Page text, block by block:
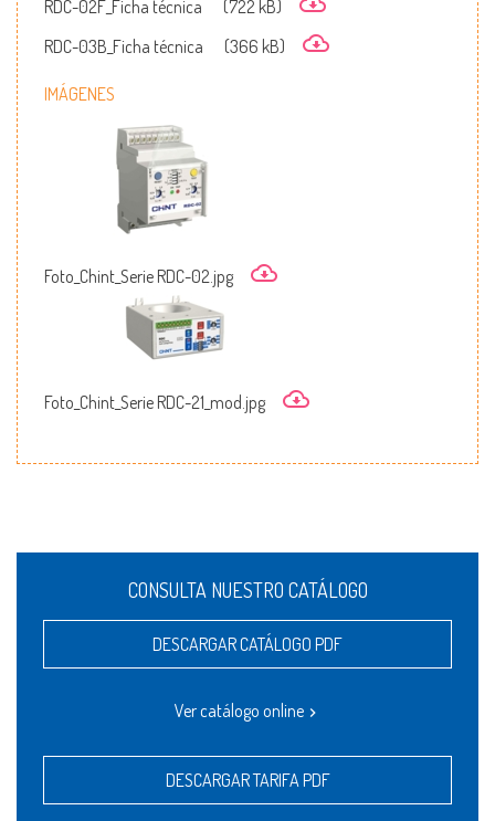
RDC-02F_Ficha técnica
(722 kB)
RDC-03B_Ficha técnica
(366 kB)
IMÁGENES
Foto_Chint_Serie RDC-02.jpg
Foto_Chint_Serie RDC-21_mod.jpg
CONSULTA NUESTRO CATÁLOGO
DESCARGAR CATÁLOGO PDF
Ver catálogo online
DESCARGAR TARIFA PDF